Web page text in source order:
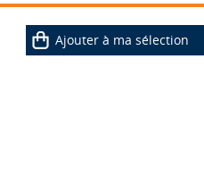
Ajouter à ma sélection